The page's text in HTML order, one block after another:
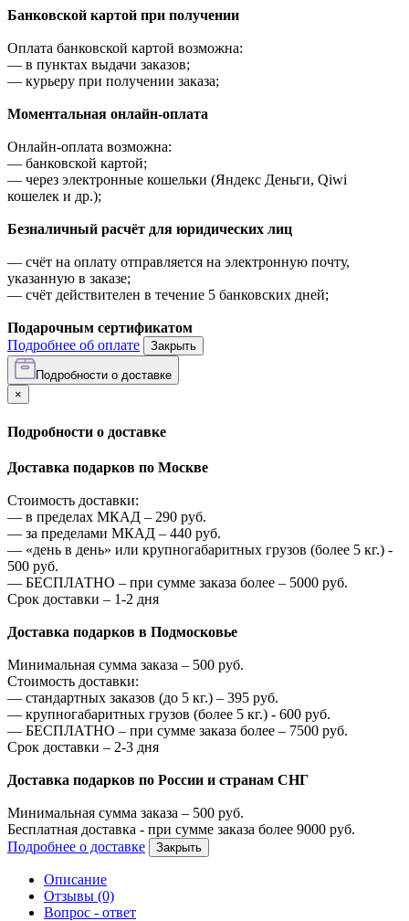
Банковской картой при получении
Оплата банковской картой возможна:
— в пунктах выдачи заказов;
— курьеру при получении заказа;
Моментальная онлайн-оплата
Онлайн-оплата возможна:
— банковской картой;
— через электронные кошельки (Яндекс Деньги, Qiwi
кошелек и др.);
Безналичный расчёт для юридических лиц
— счёт на оплату отправляется на электронную почту,
указанную в заказе;
— счёт действителен в течение 5 банковских дней;
Подарочным сертификатом
Подробнее об оплате
Закрыть
Подробности о доставке
×
Подробности о доставке
Доставка подарков по Москве
Стоимость доставки:
— в пределах МКАД – 290 руб.
— за пределами МКАД – 440 руб.
— «день в день» или крупногабаритных грузов (более 5 кг.) -
500 руб.
— БЕСПЛАТНО – при сумме заказа более – 5000 руб.
Срок доставки – 1-2 дня
Доставка подарков в Подмосковье
Минимальная сумма заказа – 500 руб.
Стоимость доставки:
— стандартных заказов (до 5 кг.) – 395 руб.
— крупногабаритных грузов (более 5 кг.) - 600 руб.
— БЕСПЛАТНО – при сумме заказа более – 7500 руб.
Срок доставки – 2-3 дня
Доставка подарков по России и странам СНГ
Минимальная сумма заказа – 500 руб.
Бесплатная доставка - при сумме заказа более 9000 руб.
Подробнее о доставке
Закрыть
Описание
Отзывы (0)
Вопрос - ответ